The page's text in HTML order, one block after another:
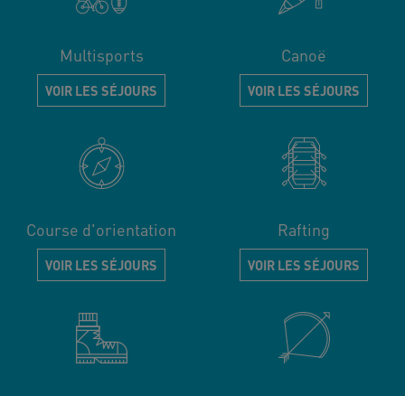
Multisports
VOIR LES SÉJOURS
Canoë
VOIR LES SÉJOURS
Course d'orientation
VOIR LES SÉJOURS
Rafting
VOIR LES SÉJOURS